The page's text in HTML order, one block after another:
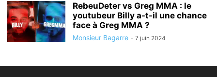
RebeuDeter vs Greg MMA : le
youtubeur Billy a-t-il une chance
face à Greg MMA ?
Monsieur Bagarre - 7 juin 2024